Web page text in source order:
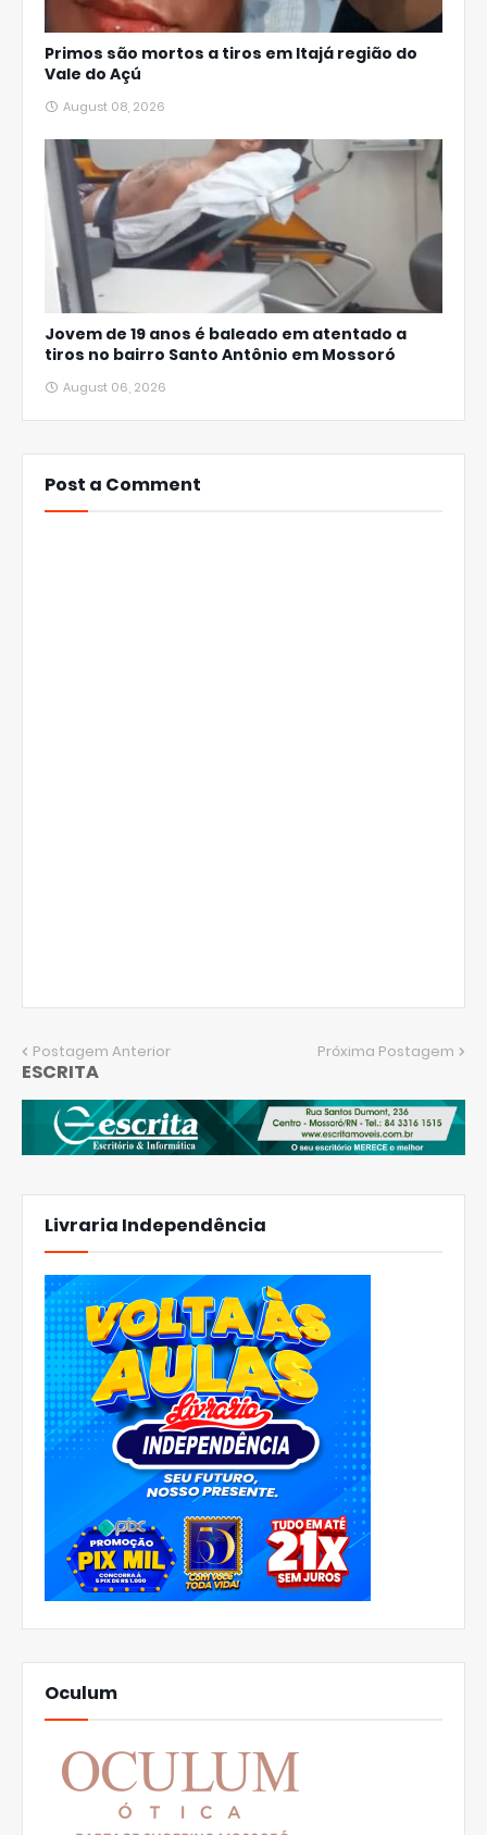
Primos são mortos a tiros em Itajá região do
Vale do Açú
August 08, 2026
Jovem de 19 anos é baleado em atentado a
tiros no bairro Santo Antônio em Mossoró
August 06, 2026
Post a Comment
Postagem Anterior Próxima Postagem
ESCRITA
Livraria Independência
Oculum